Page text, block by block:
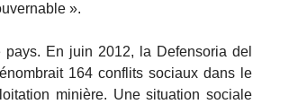
».
En juin 2012, la Defensoria del
164 conflits sociaux dans le
minière. Une situation sociale